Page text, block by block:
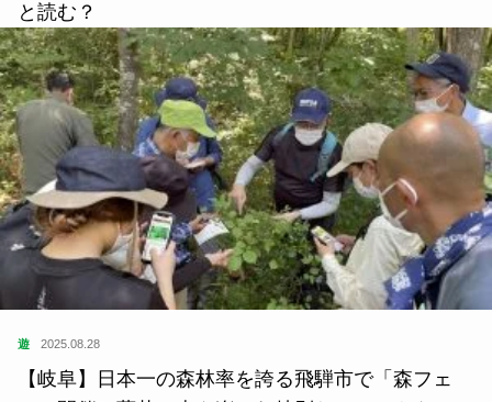
と読む？
遊 2025.08.28
【岐阜】日本一の森林率を誇る飛騨市で「森フェ